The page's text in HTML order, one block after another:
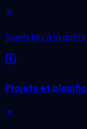
Sujets liés à la
Projets et